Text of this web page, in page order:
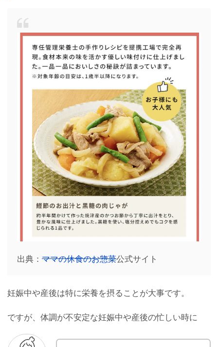
出典： ママの休食のお惣菜公式サイト
妊娠中や産後は特に栄養を摂ることが大事です。
ですが、体調が不安定な妊娠中や産後の忙しい時に